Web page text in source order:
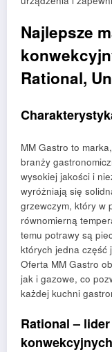
Najlepsze
Rational,
MM Gastro to
branży
wysokiej jakości i
wyróżniają się
grzewczym, który w
równomierną
temu potrawy są
których jedna część
Oferta MM Gastro
jak i gazowe, co
każdej kuchni
Rational –
konwekcyjnych